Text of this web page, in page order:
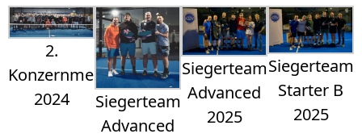
2.
Konzernmeisterschaft
2024
Siegerteam
Advanced
Siegerteam
Advanced
2025
Siegerteam
Starter B
2025